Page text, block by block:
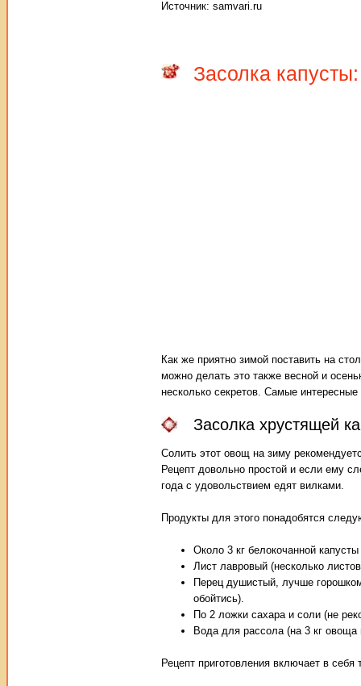
Источник: samvari.ru
Засолка
Как же приятно зимой поставить на
можно делать это также весной и
несколько секретов. Самые
Засолка хрустящей
Солить этот овощ на зиму
Рецепт довольно простой и если ему
года с удовольствием едят вилками.
Продукты для этого понадобятся
Около 3 кг белокочанной
Лист лавровый (несколько
Перец душистый, лучше
обойтись).
По 2 ложки сахара и соли (не
Вода для рассола (на 3 кг
Рецепт приготовления включает в себя